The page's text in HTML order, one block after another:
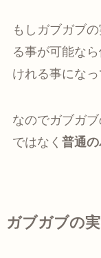
もしガブガブ
る事が可能な
けれる事になっ
なのでガブガ
ではなく 普通
ガブガブの